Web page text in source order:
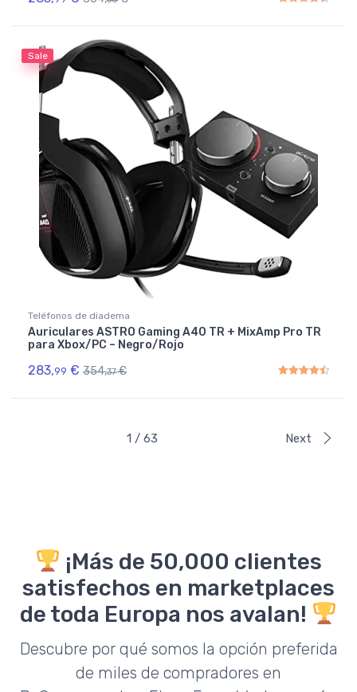
Sale
Teléfonos de diadema
Auriculares ASTRO Gaming A40 TR + MixAmp Pro TR
para Xbox/PC – Negro/Rojo
283,99 € 354,37 €
1 / 63 Next
¡Más de 50,000 clientes
satisfechos en marketplaces
de toda Europa nos avalan!
Descubre por qué somos la opción preferida
de miles de compradores en